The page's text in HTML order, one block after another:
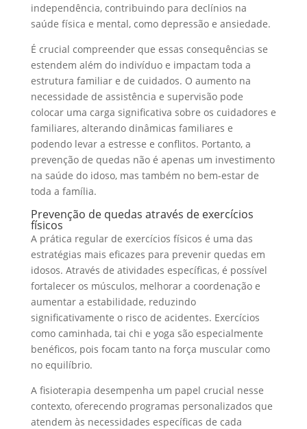
independência, contribuindo para declínios na
saúde física e mental, como depressão e ansiedade.
É crucial compreender que essas consequências se
estendem além do indivíduo e impactam toda a
estrutura familiar e de cuidados. O aumento na
necessidade de assistência e supervisão pode
colocar uma carga significativa sobre os cuidadores e
familiares, alterando dinâmicas familiares e
podendo levar a estresse e conflitos. Portanto, a
prevenção de quedas não é apenas um investimento
na saúde do idoso, mas também no bem-estar de
toda a família.
Prevenção de quedas através de exercícios
físicos
A prática regular de exercícios físicos é uma das
estratégias mais eficazes para prevenir quedas em
idosos. Através de atividades específicas, é possível
fortalecer os músculos, melhorar a coordenação e
aumentar a estabilidade, reduzindo
significativamente o risco de acidentes. Exercícios
como caminhada, tai chi e yoga são especialmente
benéficos, pois focam tanto na força muscular como
no equilíbrio.
A fisioterapia desempenha um papel crucial nesse
contexto, oferecendo programas personalizados que
atendem às necessidades específicas de cada